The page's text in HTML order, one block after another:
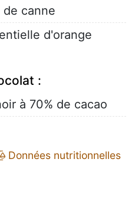
canne
d'orange
:
à 70% de cacao
Données nutritionnelles